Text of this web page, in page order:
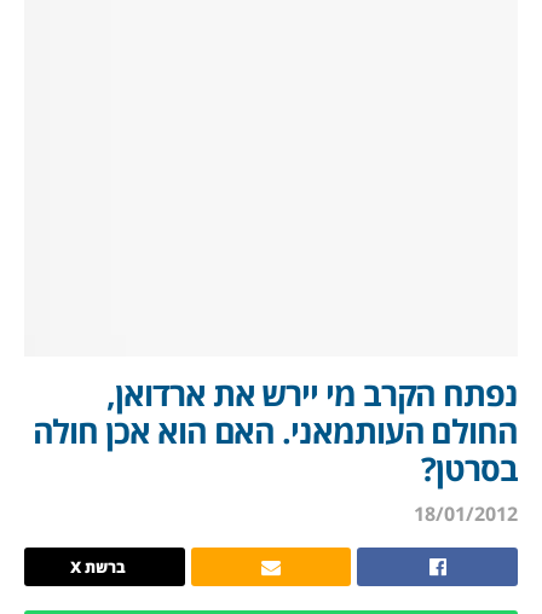
נפתח הקרב מי יירש את ארדואן,
החולם העותמאני. האם הוא אכן חולה
בסרטן?
18/01/2012
ברשת X